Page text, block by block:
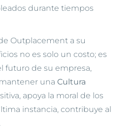
durante tiempos
Outplacement a su
no es solo un costo; es
futuro de su empresa,
unaCultura
apoya la moral de los
instancia, contribuye al